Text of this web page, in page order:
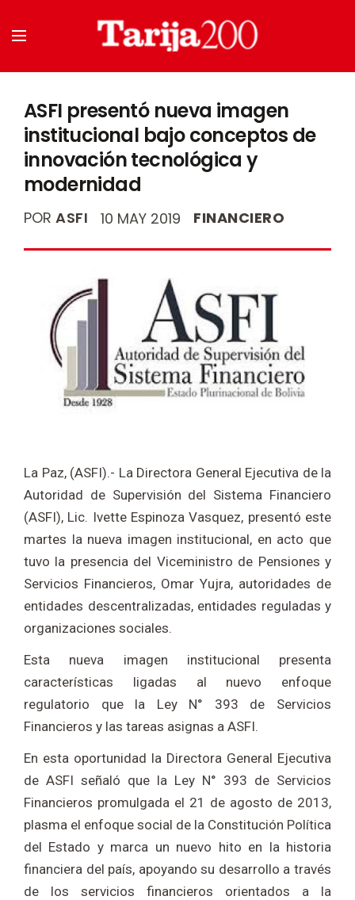
ASFI presentó nueva imagen
institucional bajo conceptos de
innovación tecnológica y
modernidad
POR ASFI 10 MAY 2019 FINANCIERO
La Paz, (ASFI).- La Directora General Ejecutiva de la
Autoridad de Supervisión del Sistema Financiero
(ASFI), Lic. Ivette Espinoza Vasquez, presentó este
martes la nueva imagen institucional, en acto que
tuvo la presencia del Viceministro de Pensiones y
Servicios Financieros, Omar Yujra, autoridades de
entidades descentralizadas, entidades reguladas y
organizaciones sociales.
Esta nueva imagen institucional presenta
características ligadas al nuevo enfoque
regulatorio que la Ley N° 393 de Servicios
Financieros y las tareas asignas a ASFI.
En esta oportunidad la Directora General Ejecutiva
de ASFI señaló que la Ley N° 393 de Servicios
Financieros promulgada el 21 de agosto de 2013,
plasma el enfoque social de la Constitución Política
del Estado y marca un nuevo hito en la historia
financiera del país, apoyando su desarrollo a través
de los servicios financieros orientados a la